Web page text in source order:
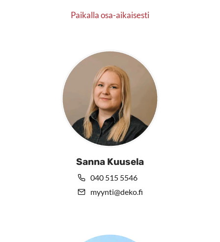
Paikalla osa-aikaisesti
Sanna Kuusela
040 515 5546
myynti@deko.fi